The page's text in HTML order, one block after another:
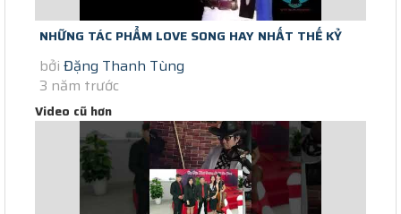
NHỮNG TÁC PHẨM LOVE SONG HAY NHẤT THẾ KỶ
DÙNG HOÀ TẤU VIOLON GUITAR CHO ĐÁM...
bởi Đặng Thanh Tùng
3 năm trước
Video cũ hơn